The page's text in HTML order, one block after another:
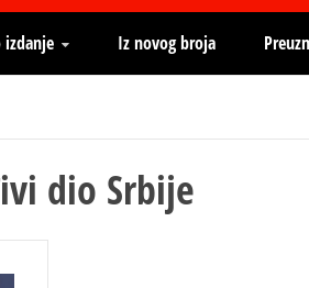
izdanje Iz novog broja
dio Srbije